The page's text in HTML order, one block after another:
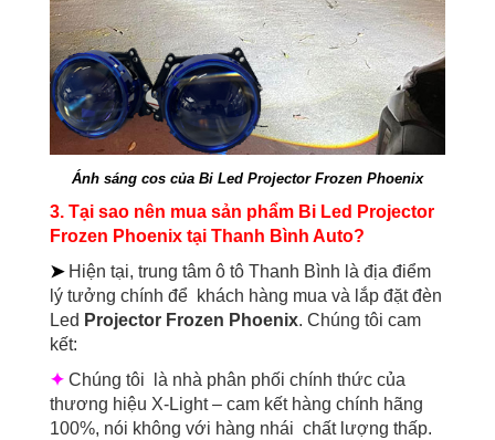
Ánh sáng cos của Bi Led Projector Frozen Phoenix
3. Tại sao nên mua sản phẩm Bi Led Projector
Frozen Phoenix tại Thanh Bình Auto?
➤Hiện tại, trung tâm ô tô Thanh Bình là địa điểm
lý tưởng chính để khách hàng mua và lắp đặt đèn
Led Projector Frozen Phoenix. Chúng tôi cam
kết:
✦ Chúng tôi là nhà phân phối chính thức của
thương hiệu X-Light – cam kết hàng chính hãng
100%, nói không với hàng nhái chất lượng thấp.